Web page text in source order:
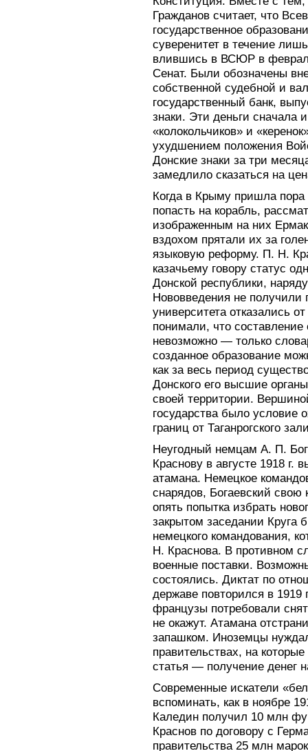
Гражданов считает, что
государственное
суверенитет в течение
влившись в ВСЮР в
Сенат. Были обозначены
собственной судебной и
государственный банк,
знаки. Эти деньги сначала
«колокольчиков» и
ухудшением положения
Донские знаки за три
замедлило сказаться на
Когда в Крыму пришла пора
попасть на корабль,
изображенным на них
вздохом прятали их за
языковую реформу. П. Н.
казачьему говору статус
Донской республики,
Нововведения не получили
университета отказались
понимали, что составление
невозможно — только
созданное образование
как за весь период
Донского его высшие
своей территории.
государства было условие
границ от Таганрогского
Неугодный немцам А. П.
Краснову в августе 1918 г.
атамана. Немецкое
снарядов, Богаевский
опять попытка избрать
закрытом заседании Круга
немецкого командования,
Н. Краснова. В противном
военные поставки.
состоялись. Диктат по
державе повторился в 1919
французы потребовали
не окажут. Атамана
запашком. Иноземцы
правительствах, на
статья — получение денег
Современные искатели
вспоминать, как в ноябре
Каледин получил 10 млн
Краснов по договору с
правительства 25 млн